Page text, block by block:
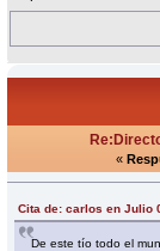
«
Cita de: carlos en Julio
De este tío todo el